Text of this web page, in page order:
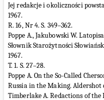
Jej redakcje i okoliczności
1967.
R. 16, Nr 4. S. 349–362.
Poppe A., Jakubowski W.
Słownik Starożytności
1967.
T. 1. S. 27–28.
Poppe A. On the So-Called
Russia in the Making. Aldershot
Timberlake A. Redactions of